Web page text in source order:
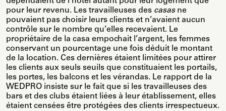
pour leur revenu. Les travailleuses des casasne
pouvaient pas choisir leurs clients et n’avaient aucun
contrôle sur le nombre qu’elles recevaient. Le
propriétaire de la casa empochait l’argent, les femmes
conservant un pourcentage une fois déduit le montant
de la location. Ces dernières étaient limitées pour attirer
les clients aux seuls seuils que constituaient les portails,
les portes, les balcons et les vérandas. Le rapport de la
WEDPRO insiste sur le fait que si les travailleuses des
bars et des clubs étaient liées à leur établissement, elles
étaient censées être protégées des clients irrespectueux.